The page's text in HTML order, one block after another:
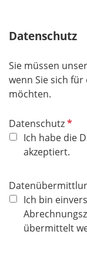
f
l
d
Datenschutz
Sie müssen
wenn Sie sich
möchten.
DatenschutzP
f
l
c
Ich habe die
akzeptiert.
Ich bin
übermittelt